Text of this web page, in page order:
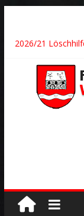
2026/21
2026/24 * TH G
2026/23 TH K Y
2026/22 TH Y *
Der schönste